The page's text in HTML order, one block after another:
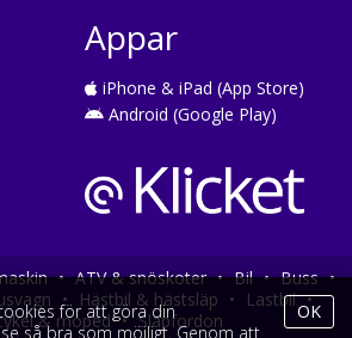
Appar
iPhone & iPad (App Store)
Android (Google Play)
• ATV & snöskoter • Bil • Buss •
• Hästbil & hästsläp • Lastbil •
& moped • Släpfordon
för att göra din
så bra som möjligt. Genom att
OK